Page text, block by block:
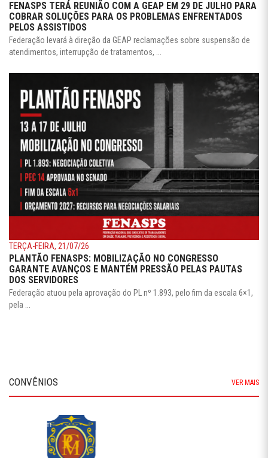
FENASPS TERÁ REUNIÃO COM A GEAP EM 29 DE JULHO PARA
COBRAR SOLUÇÕES PARA OS PROBLEMAS ENFRENTADOS
PELOS ASSISTIDOS
Federação levará à direção da GEAP reclamações sobre suspensão de
atendimentos, interrupção de tratamentos, ...
TERÇA-FEIRA, 21/07/26
PLANTÃO FENASPS: MOBILIZAÇÃO NO CONGRESSO
GARANTE AVANÇOS E MANTÉM PRESSÃO PELAS PAUTAS
DOS SERVIDORES
Federação atuou pela aprovação do PL nº 1.893, pelo fim da escala 6×1,
pela ...
CONVÊNIOS VER MAIS